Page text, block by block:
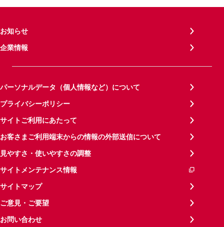
お知らせ
企業情報
パーソナルデータ（個人情報など）について
プライバシーポリシー
サイトご利用にあたって
お客さまご利用端末からの情報の外部送信について
見やすさ・使いやすさの調整
サイトメンテナンス情報
サイトマップ
ご意見・ご要望
お問い合わせ